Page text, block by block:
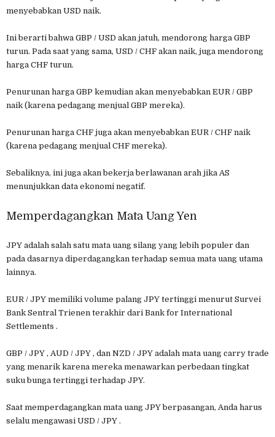
menyebabkan USD naik.
Ini berarti bahwa GBP / USD akan jatuh, mendorong harga GBP
turun. Pada saat yang sama, USD / CHF akan naik, juga mendorong
harga CHF turun.
Penurunan harga GBP kemudian akan menyebabkan EUR / GBP
naik (karena pedagang menjual GBP mereka).
Penurunan harga CHF juga akan menyebabkan EUR / CHF naik
(karena pedagang menjual CHF mereka).
Sebaliknya, ini juga akan bekerja berlawanan arah jika AS
menunjukkan data ekonomi negatif.
Memperdagangkan Mata Uang Yen
JPY adalah salah satu mata uang silang yang lebih populer dan
pada dasarnya diperdagangkan terhadap semua mata uang utama
lainnya.
EUR / JPY memiliki volume palang JPY tertinggi menurut Survei
Bank Sentral Trienen terakhir dari Bank for International
Settlements .
GBP / JPY , AUD / JPY , dan NZD / JPY adalah mata uang carry trade
yang menarik karena mereka menawarkan perbedaan tingkat
suku bunga tertinggi terhadap JPY.
Saat memperdagangkan mata uang JPY berpasangan, Anda harus
selalu mengawasi USD / JPY .